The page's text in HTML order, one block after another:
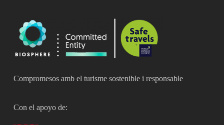
Compromesos amb el turisme sostenible i responsable
Con el apoyo de: